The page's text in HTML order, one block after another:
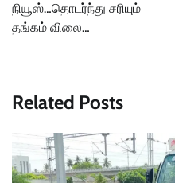
நியூஸ்…தொடர்ந்து சரியும்
தங்கம் விலை…
Related Posts